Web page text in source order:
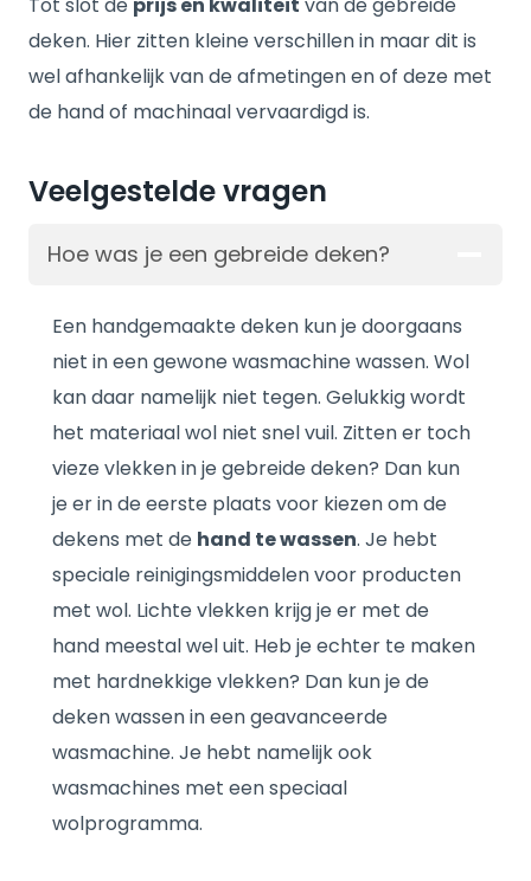
deken. Hier zitten kleine verschillen in maar dit is
wel afhankelijk van de afmetingen en of deze met
de hand of machinaal vervaardigd is.
Veelgestelde vragen
Hoe was je een gebreide deken?
Een handgemaakte deken kun je doorgaans
niet in een gewone wasmachine wassen. Wol
kan daar namelijk niet tegen. Gelukkig wordt
het materiaal wol niet snel vuil. Zitten er toch
vieze vlekken in je gebreide deken? Dan kun
je er in de eerste plaats voor kiezen om de
dekens met de hand te wassen. Je hebt
speciale reinigingsmiddelen voor producten
met wol. Lichte vlekken krijg je er met de
hand meestal wel uit. Heb je echter te maken
met hardnekkige vlekken? Dan kun je de
deken wassen in een geavanceerde
wasmachine. Je hebt namelijk ook
wasmachines met een speciaal
wolprogramma.